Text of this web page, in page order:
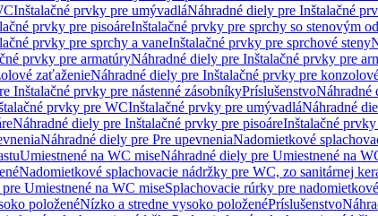
Inštalačné prvky pre umývadláNáhradné diely pre Inštalačné
prvky pre pisoáreInštalačné prvky pre sprchy so stenovým
prvky pre sprchy a vaneInštalačné prvky pre sprchové steny
prvky pre armatúryNáhradné diely pre Inštalačné prvky pre
zaťaženieNáhradné diely pre Inštalačné prvky pre
Inštalačné prvky pre nástenné zásobníkyPríslušenstvoNáhradné
prvky pre WCInštalačné prvky pre umývadláNáhradné
Náhradné diely pre Inštalačné prvky pre pisoáreInštalačné
Náhradné diely pre Pre upevneniaNadomietkové
Umiestnené na WC miseNáhradné diely pre Umiestnené na
Nadomietkové splachovacie nádržky pre WC, zo sanitárnej
Umiestnené na WC miseSplachovacie rúrky pre
položenéNízko a stredne vysoko položenéPríslušenstvo